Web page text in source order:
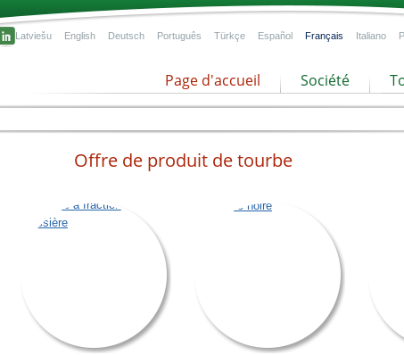
Latviešu English Deutsch Português Türkçe Español Français Italiano
Page d'accueil Société
Offre de produit de tourbe